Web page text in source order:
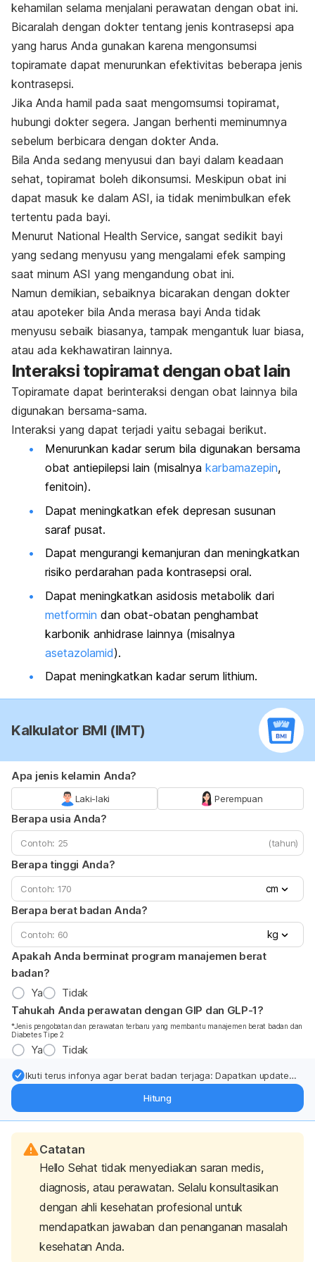
kehamilan selama menjalani perawatan dengan obat ini.
Bicaralah dengan dokter tentang jenis kontrasepsi apa
yang harus Anda gunakan karena mengonsumsi
topiramate dapat menurunkan efektivitas beberapa jenis
kontrasepsi.
Jika Anda hamil pada saat mengomsumsi topiramat,
hubungi dokter segera. Jangan berhenti meminumnya
sebelum berbicara dengan dokter Anda.
Bila Anda sedang menyusui dan bayi dalam keadaan
sehat, topiramat boleh dikonsumsi. Meskipun obat ini
dapat masuk ke dalam ASI, ia tidak menimbulkan efek
tertentu pada bayi.
Menurut National Health Service, sangat sedikit bayi
yang sedang menyusu yang mengalami efek samping
saat minum ASI yang mengandung obat ini.
Namun demikian, sebaiknya bicarakan dengan dokter
atau apoteker bila Anda merasa bayi Anda tidak
menyusu sebaik biasanya, tampak mengantuk luar biasa,
atau ada kekhawatiran lainnya.
Interaksi topiramat dengan obat lain
Topiramate dapat berinteraksi dengan obat lainnya bila
digunakan bersama-sama.
Interaksi yang dapat terjadi yaitu sebagai berikut.
Menurunkan kadar serum bila digunakan bersama
obat antiepilepsi lain (misalnya karbamazepin,
fenitoin).
Dapat meningkatkan efek depresan susunan
saraf pusat.
Dapat mengurangi kemanjuran dan meningkatkan
risiko perdarahan pada kontrasepsi oral.
Dapat meningkatkan asidosis metabolik dari
metformin dan obat-obatan penghambat
karbonik anhidrase lainnya (misalnya
asetazolamid).
Dapat meningkatkan kadar serum lithium.
Kalkulator BMI (IMT)
Apa jenis kelamin Anda?
Laki-laki Perempuan
Berapa usia Anda?
(tahun)
Berapa tinggi Anda?
cm
Berapa berat badan Anda?
kg
Apakah Anda berminat program manajemen berat
badan?
Ya
Tidak
Tahukah Anda perawatan dengan GIP dan GLP-1?
*Jenis pengobatan dan perawatan terbaru yang membantu manajemen berat badan dan
Diabetes Tipe 2
Ya Tidak
Ikuti terus infonya agar berat badan terjaga: Dapatkan update
Hitung
Catatan
Hello Sehat tidak menyediakan saran medis,
diagnosis, atau perawatan. Selalu konsultasikan
dengan ahli kesehatan profesional untuk
mendapatkan jawaban dan penanganan masalah
kesehatan Anda.